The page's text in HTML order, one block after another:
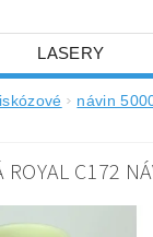
LASERY
BAREVNICE
OBCHODNÍ
návin
ROYAL C172